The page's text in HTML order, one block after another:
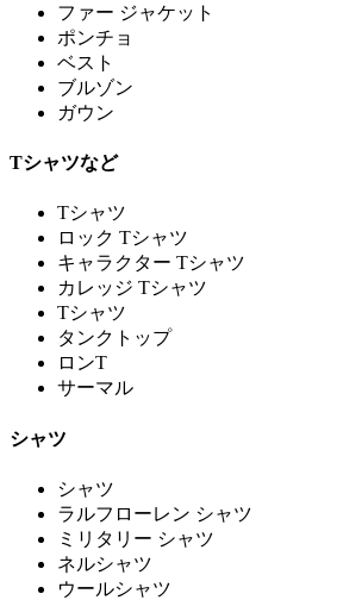
ファー ジャケット
ポンチョ
ベスト
ブルゾン
ガウン
Tシャツなど
Tシャツ
ロック Tシャツ
キャラクター Tシャツ
カレッジ Tシャツ
Tシャツ
タンクトップ
ロンT
サーマル
シャツ
シャツ
ラルフローレン シャツ
ミリタリー シャツ
ネルシャツ
ウールシャツ